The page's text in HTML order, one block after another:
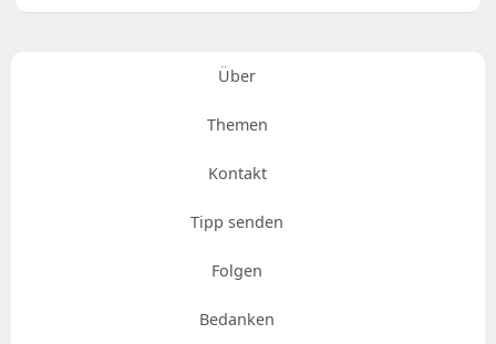
Über
Themen
Kontakt
Tipp senden
Folgen
Bedanken